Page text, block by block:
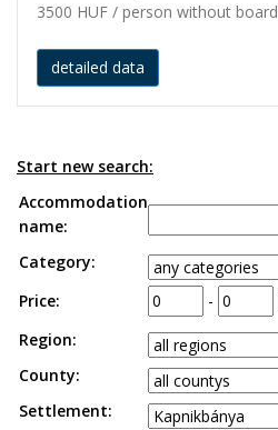
3500 HUF / person without board
detailed data
Start new search:
Accommodation
name:
Category:
Price:
-
Region:
County:
Settlement: